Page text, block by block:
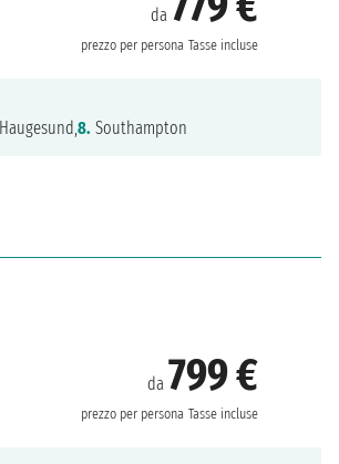
da
prezzo per persona Tasse incluse
Haugesund,8. Southampton
da 799 €
prezzo per persona Tasse incluse